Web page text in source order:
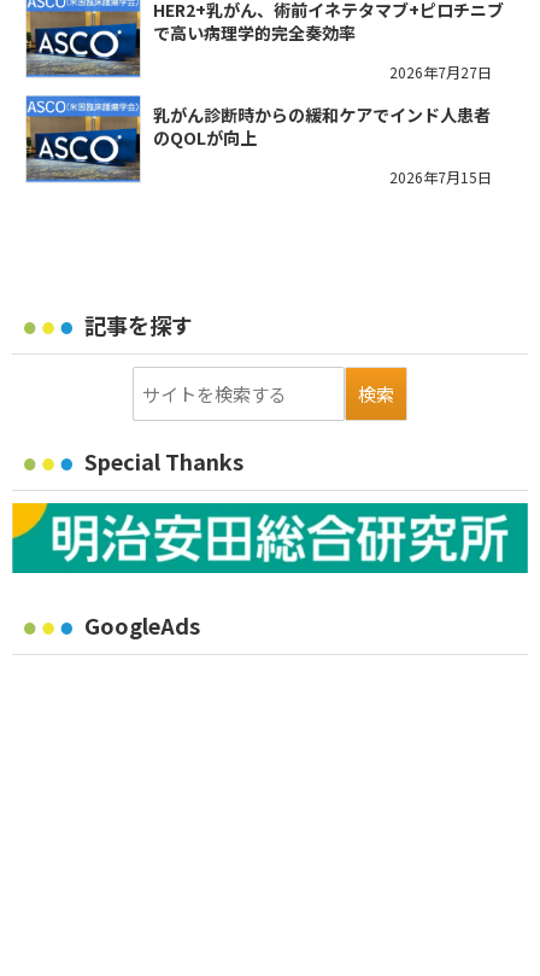
HER2+乳がん、術前イネテタマブ+ピロチニブ
で高い病理学的完全奏効率
2026年7月27日
乳がん診断時からの緩和ケアでインド人患者
のQOLが向上
2026年7月15日
記事を探す
Special Thanks
GoogleAds